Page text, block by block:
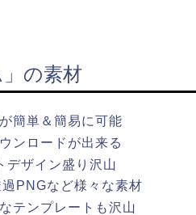
の素材
簡単＆簡易に可能
ンロードが出来る
デザイン盛り沢山
PNGなど様々な素材
テンプレートも沢山